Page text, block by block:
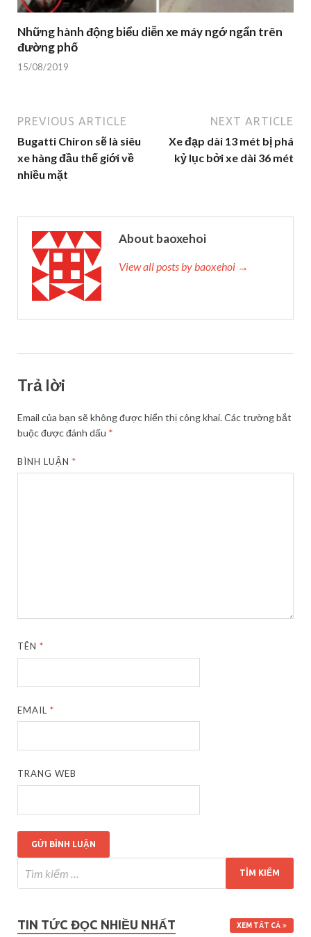
Những hành động biểu diễn xe máy ngớ ngẩn trên
đường phố
15/08/2019
PREVIOUS ARTICLE
Bugatti Chiron sẽ là siêu
xe hàng đầu thế giới về
nhiều mặt
NEXT ARTICLE
Xe đạp dài 13 mét bị phá
kỷ lục bởi xe dài 36 mét
About baoxehoi
View all posts by baoxehoi →
Trả lời
Email của bạn sẽ không được hiển thị công khai.Các trường bắt
buộc được đánh dấu *
BÌNH LUẬN*
TÊN*
EMAIL*
TRANG WEB
TIN TỨC ĐỌC NHIỀU NHẤT XEM TẤT CẢ